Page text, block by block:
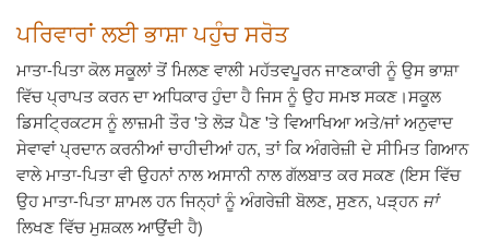
ਪਰਿਵਾਰਾਂ ਲਈ ਭਾਸ਼ਾ ਪਹੁੰਚ ਸਰੋਤ
ਮਾਤਾ-ਪਿਤਾਕੋਲਸਕੂਲਾਂਤੋਂਮਿਲਣਵਾਲੀਮਹੱਤਵਪੂਰਨਜਾਣਕਾਰੀਨੂੰਉਸਭਾਸ਼ਾ
ਵਿੱਚਪ੍ਰਾਪਤਕਰਨਦਾਅਧਿਕਾਰਹੁੰਦਾਹੈਜਿਸਨੂੰਉਹਸਮਝਸਕਣ ।ਸਕੂਲ
ਡਿਸਟ੍ਰਿਕਟਸਨੂੰਲਾਜ਼ਮੀਤੌਰ'ਤੇਲੋੜਪੈਣ'ਤੇਵਿਆਖਿਆਅਤੇ/ਜਾਂਅਨੁਵਾਦ
ਸੇਵਾਵਾਂਪ੍ਰਦਾਨਕਰਨੀਆਂਚਾਹੀਦੀਆਂਹਨ, ਤਾਂਕਿਅੰਗਰੇਜ਼ੀਦੇਸੀਮਿਤਗਿਆਨ
ਵਾਲੇਮਾਤਾ-ਪਿਤਾਵੀਉਹਨਾਂਨਾਲਅਸਾਨੀਨਾਲਗੱਲਬਾਤਕਰਸਕਣ (ਇਸਵਿੱਚ
ਉਹਮਾਤਾ-ਪਿਤਾਸ਼ਾਮਲਹਨਜਿਨ੍ਹਾਂਨੂੰਅੰਗਰੇਜ਼ੀਬੋਲਣ, ਸੁਣਨ, ਪੜ੍ਹਨ ਜਾਂ
ਲਿਖਣਵਿੱਚਮੁਸ਼ਕਲਆਉਂਦੀਹੈ)